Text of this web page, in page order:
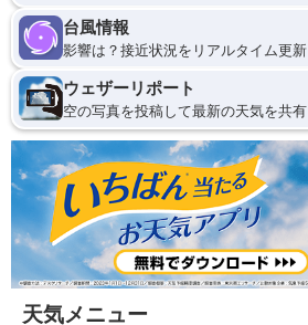
台風情報
影響は？接近状況をリアルタイム更新
ウェザーリポート
空の写真を投稿して最新の天気を共有
天気メニュー